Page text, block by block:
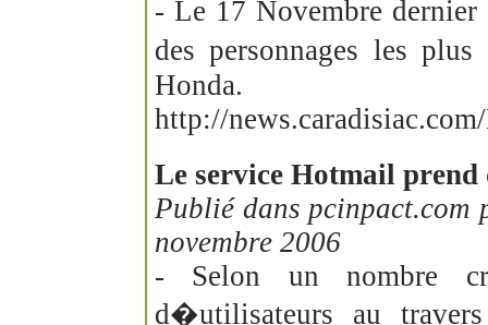
- Le 17 Novembre
des personnages les
Honda.
http://
Le service Hotmail prend
Publié dans pcinpact.com
novembre 2006
- Selon un nombre
d�utilisateurs au